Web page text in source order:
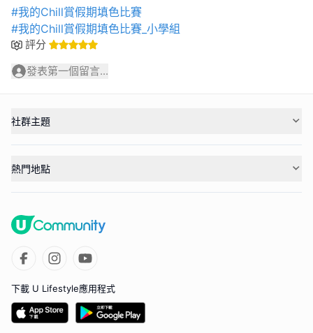
#我的Chill賞假期填色比賽
#我的Chill賞假期填色比賽_小學組
評分
發表第一個留言...
社群主題
熱門地點
下載 U Lifestyle應用程式